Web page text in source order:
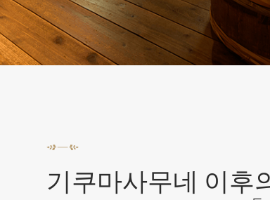
기쿠마사무네 이후